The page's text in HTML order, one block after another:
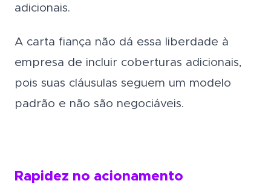
adicionais.
A carta fiança não dá essa liberdade à
empresa de incluir coberturas adicionais,
pois suas cláusulas seguem um modelo
padrão e não são negociáveis.
Rapidez no acionamento